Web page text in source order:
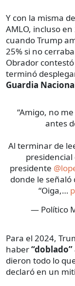
Y con la misma
AMLO, incluso
cuando Trump
25% si no
Obrador
terminó
Guardia
“Amigo, no
antes
Al terminar de
presidencial
presidente
donde le
“Oiga,…
— Político
Para el 2024,
haber
dieron todo lo
declaró en un